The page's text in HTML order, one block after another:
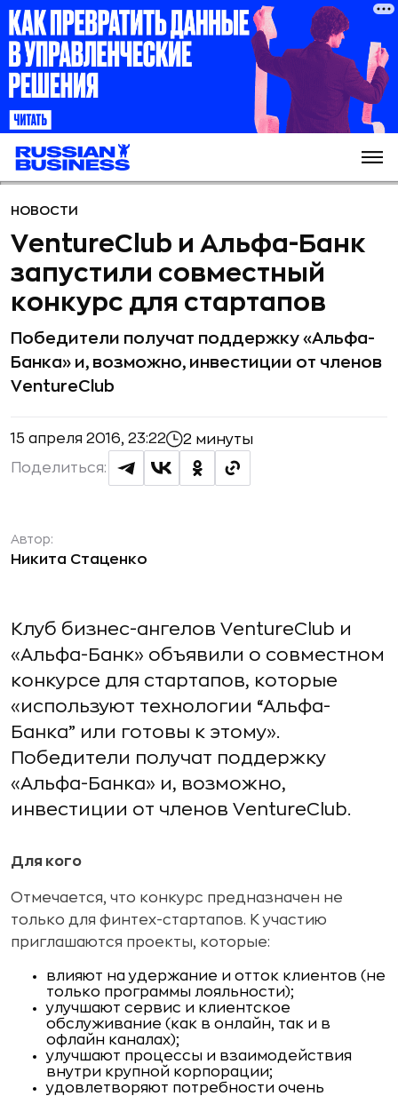
НОВОСТИ
VentureClub и Альфа-Банк
запустили совместный
конкурс для стартапов
Победители получат поддержку «Альфа-
Банка» и, возможно, инвестиции от членов
VentureClub
15 апреля 2016, 23:22 2 минуты
Поделиться:
Автор:
Никита Стаценко
Клуб бизнес-ангелов VentureClub и
«Альфа-Банк» объявили о совместном
конкурсе для стартапов, которые
«используют технологии “Альфа-
Банка” или готовы к этому».
Победители получат поддержку
«Альфа-Банка» и, возможно,
инвестиции от членов VentureClub.
Для кого
Отмечается, что конкурс предназначен не
только для финтех-стартапов. К участию
приглашаются проекты, которые:
влияют на удержание и отток клиентов (не
только программы лояльности);
улучшают сервис и клиентское
обслуживание (как в онлайн, так и в
офлайн каналах);
улучшают процессы и взаимодействия
внутри крупной корпорации;
удовлетворяют потребности очень